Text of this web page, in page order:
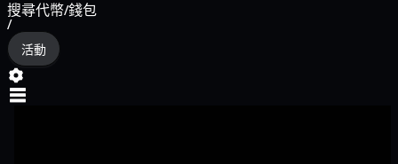
搜尋代幣/錢包
/
活動